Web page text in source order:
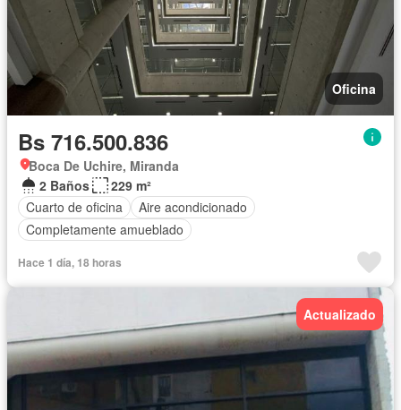
Oficina
Bs 716.500.836
Boca De Uchire, Miranda
2 Baños
229 m²
Cuarto de oficina
Aire acondicionado
Completamente amueblado
Hace 1 día, 18 horas
Actualizado